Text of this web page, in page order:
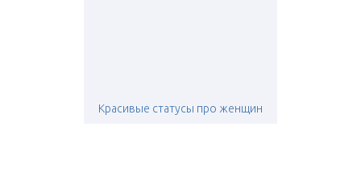
Красивые статусы про женщин